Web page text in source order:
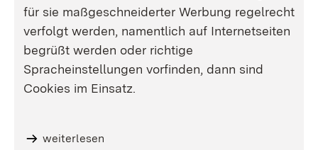
für sie maßgeschneiderter Werbung regelrecht
verfolgt werden, namentlich auf Internetseiten
begrüßt werden oder richtige
Spracheinstellungen vorfinden, dann sind
Cookies im Einsatz.
weiterlesen